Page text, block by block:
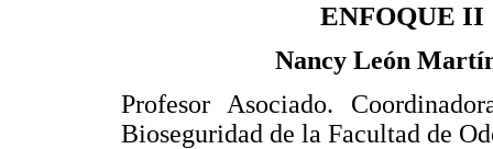
ENFOQUE II
Nancy León
Profesor Asociado.
Bioseguridad de la Facultad de